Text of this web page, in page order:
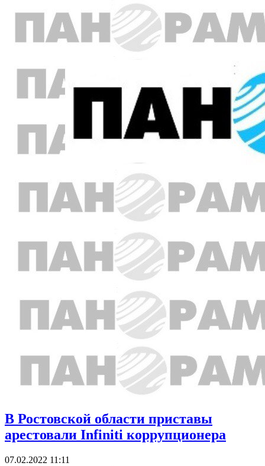
В Ростовской области приставы
арестовали Infiniti коррупционера
07.02.2022 11:11